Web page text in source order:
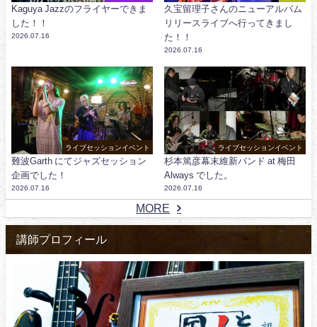
Kaguya Jazzのフライヤーできま
した！！
2026.07.16
久宝留理子さんのニューアルバム
リリースライブへ行ってきまし
た！！
2026.07.16
ライブセッションイベント
難波Garth にてジャズセッション
企画でした！
2026.07.16
ライブセッションイベント
杉本篤彦幕末維新バンド at 梅田
Always でした。
2026.07.16
MORE
講師プロフィール